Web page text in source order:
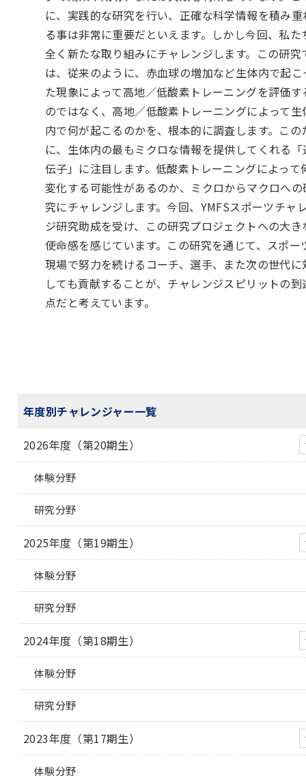
に、実践的な研究を行い、正確な科学情報を積み重
る事は非常に重要だといえます。しかし今回、私た
全く新たな取り組みにチャレンジします。この研究
は、従来のように、赤血球の増加など生体内で起こ
た現象によって高地／低酸素トレーニングを評価す
のではなく、高地／低酸素トレーニングによって生
内で何が起こるのかを、根本的に調査します。この
に、生体内の最もミクロな情報を提供してくれる「
伝子」に注目します。低酸素トレーニングによって
変化する可能性があるのか、ミクロからマクロへの
究にチャレンジします。今回、YMFSスポーツチャ
ジ研究助成を受け、この研究プロジェクトへの大き
使命感を感じています。この研究を通じて、スポー
現場で努力を続けるコーチ、選手、また次の世代に
しても貢献することが、チャレンジスピリットの到
点だと考えています。
年度別チャレンジャー一覧
2026年度（第20期生）
体験分野
研究分野
2025年度（第19期生）
体験分野
研究分野
2024年度（第18期生）
体験分野
研究分野
2023年度（第17期生）
体験分野